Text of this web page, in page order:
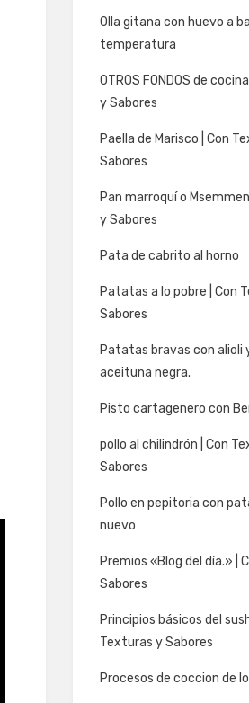
Olla gitana con huevo a
temperatura
OTROS FONDOS de
y Sabores
Paella de Marisco | Con
Sabores
Pan marroquí o
y Sabores
Pata de cabrito al horno
Patatas a lo pobre | Con
Sabores
Patatas bravas con alioli
aceituna negra.
Pisto cartagenero con
pollo al chilindrón | Con
Sabores
Pollo en pepitoria con
nuevo
Premios «Blog del día.» |
Sabores
Principios básicos del
Texturas y Sabores
Procesos de coccion de